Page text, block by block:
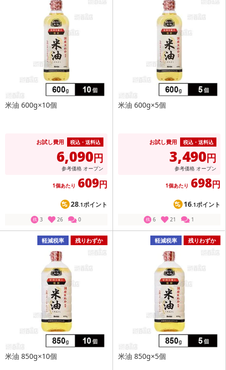
米油 600g×10個
お試し費用 税込・送料込
6,090円
参考価格 オープン
1個あたり 609円
28.1ポイント
残 3 26 0
米油 600g×5個
お試し費用 税込・送料込
3,490円
参考価格 オープン
1個あたり 698円
16.1ポイント
残 6 21 1
軽減税率 残りわずか
米油 850g×10個
軽減税率 残りわずか
米油 850g×5個